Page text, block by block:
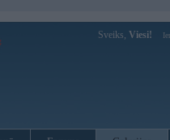
Sveiks, Viesi!